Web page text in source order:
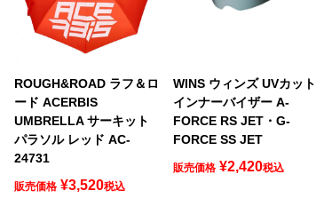
ROUGH&ROAD ラフ＆ロ
ード ACERBIS
UMBRELLA サーキット
パラソル レッド AC-
24731
販売価格 ¥3,520税込
WINS ウィンズ UVカット
インナーバイザー A-
FORCE RS JET・G-
FORCE SS JET
販売価格 ¥2,420税込